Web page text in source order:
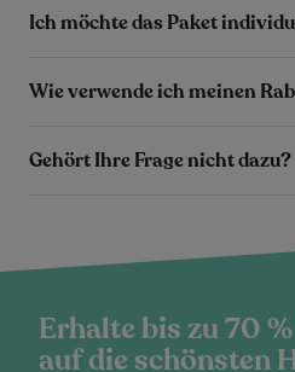
Ich möchte das Paket
Wie verwende ich meinen
Gehört Ihre Frage nicht dazu?
Erhalte bis zu 70
auf die schönsten